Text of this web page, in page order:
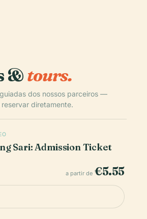
&tours.
dos nossos parceiros —
diretamente.
Sari: Admission Ticket
a partir de €5.55